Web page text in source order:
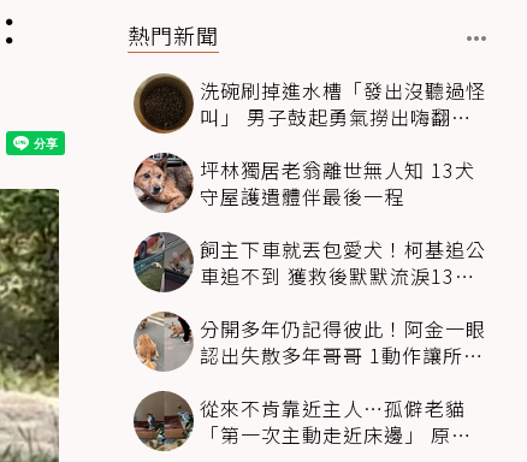
熱門新聞
洗碗刷掉進水槽「發出沒聽過怪
叫」 男子鼓起勇氣撈出嗨翻：
坪林獨居老翁離世無人知 13犬
守屋護遺體伴最後一程
飼主下車就丟包愛犬！柯基追公
車追不到 獲救後默默流淚13萬
分開多年仍記得彼此！阿金一眼
認出失散多年哥哥 1動作讓所有
從來不肯靠近主人…孤僻老貓
「第一次主動走近床邊」 原因